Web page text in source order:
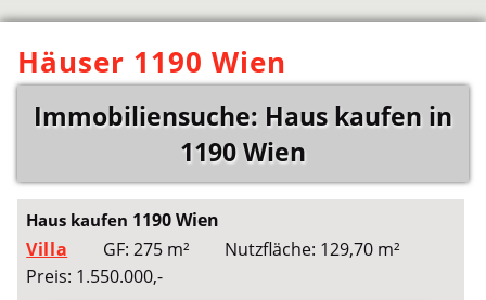
Häuser 1190 Wien
Immobiliensuche: Haus kaufen in
1190 Wien
Haus kaufen 1190 Wien
Villa
GF: 275 m²
Nutzfläche: 129,70 m²
Preis: 1.550.000,-